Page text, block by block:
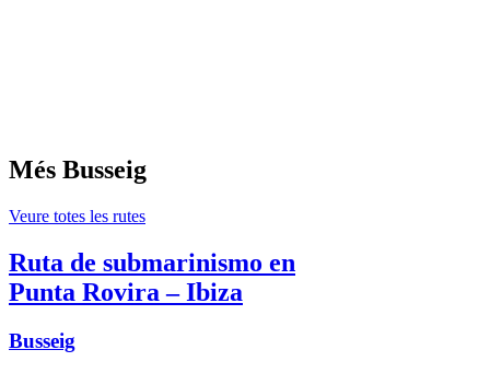
Més Busseig
Veure totes les rutes
Ruta de submarinismo en
Punta Rovira – Ibiza
Busseig